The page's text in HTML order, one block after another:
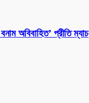
অবিবাহিত’ প্রীতি ম্যাচ